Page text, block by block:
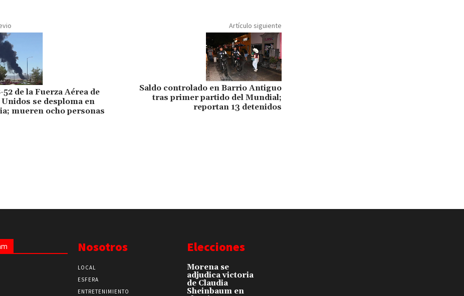
52 de la Fuerza Aérea de
se desploma en
mueren ocho personas
Artículo siguiente
Saldo controlado en Barrio Antiguo
tras primer partido del Mundial;
reportan 13 detenidos
Nosotros
LOCAL
ESFERA
ENTRETENIMIENTO
Elecciones
Morena se
adjudica victoria
de Claudia
Sheinbaum en